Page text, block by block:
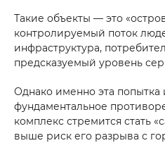
Такие объекты — это
контролируемый поток
инфраструктура,
предсказуемый уровень
Однако именно эта
фундаментальное
комплекс стремится стать
выше риск его разрыва с